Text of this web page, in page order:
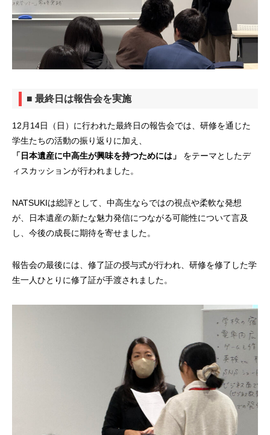
■ 最終日は報告会を実施
12月14日（日）に行われた最終日の報告会では、研修を通じた
学生たちの活動の振り返りに加え、
「日本遺産に中高生が興味を持つためには」
をテーマとしたデ
ィスカッションが行われました。
NATSUKIは総評として、中高生ならではの視点や柔軟な発想
が、日本遺産の新たな魅力発信につながる可能性について言及
し、今後の成長に期待を寄せました。
報告会の最後には、修了証の授与式が行われ、研修を修了した学
生一人ひとりに修了証が手渡されました。